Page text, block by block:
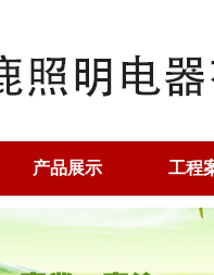
产品展示 工程